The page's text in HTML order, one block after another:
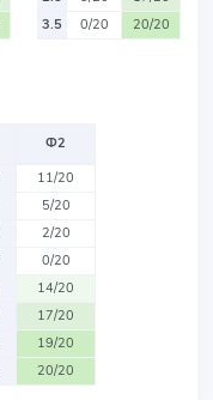
3.5
0/20 20/20
Ф2
11/20
5/20
2/20
0/20
14/20
17/20
19/20
20/20